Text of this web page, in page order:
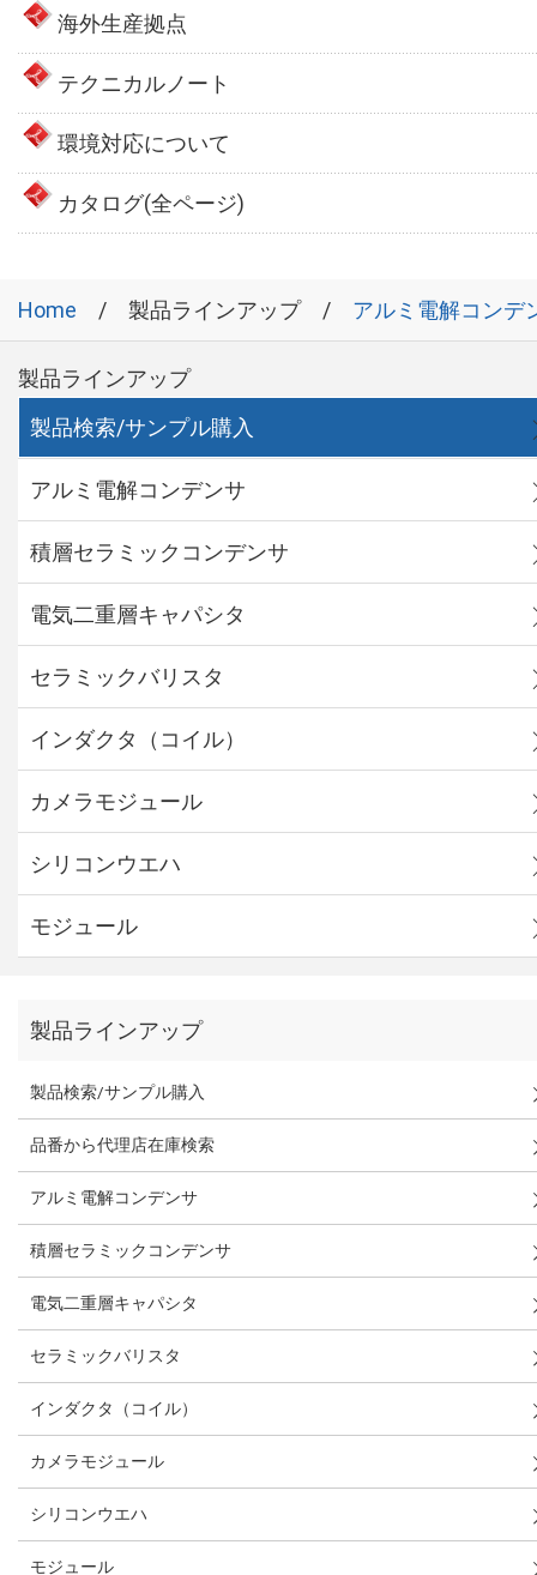
海外生産拠点
テクニカルノート
環境対応について
カタログ(全ページ)
Home 製品ラインアップ アルミ電解コンデ
製品ラインアップ
製品検索/サンプル購入
アルミ電解コンデンサ
積層セラミックコンデンサ
電気二重層キャパシタ
セラミックバリスタ
インダクタ（コイル）
カメラモジュール
シリコンウエハ
モジュール
製品ラインアップ
製品検索/サンプル購入
品番から代理店在庫検索
アルミ電解コンデンサ
積層セラミックコンデンサ
電気二重層キャパシタ
セラミックバリスタ
インダクタ（コイル）
カメラモジュール
シリコンウエハ
モジュール